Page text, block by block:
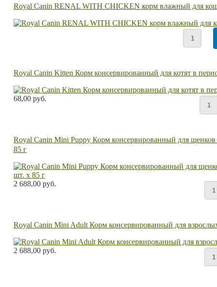
Royal Canin RENAL WITH CHICKEN корм влажный для
Royal Canin Kitten Корм консервированный для котят в
68,00 руб.
Royal Canin Mini Puppy Корм консервированный для щенков
85 г
2 688,00 руб.
Royal Canin Mini Adult Корм консервированный для
2 688,00 руб.